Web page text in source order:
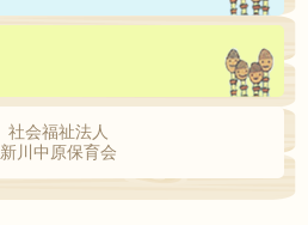
社会福祉法人
新川中原保育会